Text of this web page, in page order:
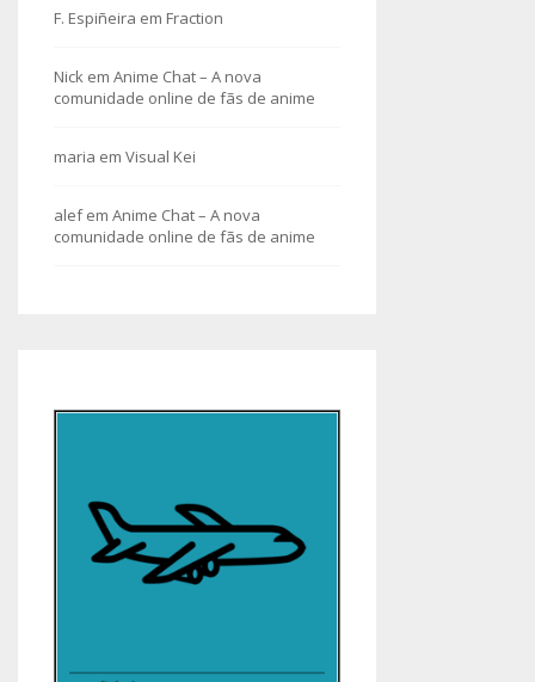
F. Espiñeira em Fraction
Nick em Anime Chat – A nova
comunidade online de fãs de anime
maria em Visual Kei
alefem Anime Chat – A nova
comunidade online de fãs de anime